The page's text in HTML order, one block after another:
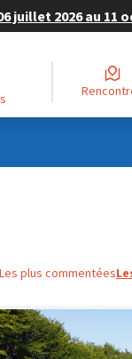
juillet 2026 au 11
Les plus commentées